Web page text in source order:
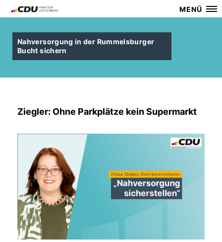
MENÜ
Nahversorgung in der Rummelsburger
Bucht sichern
Ziegler: Ohne Parkplätze kein Supermarkt